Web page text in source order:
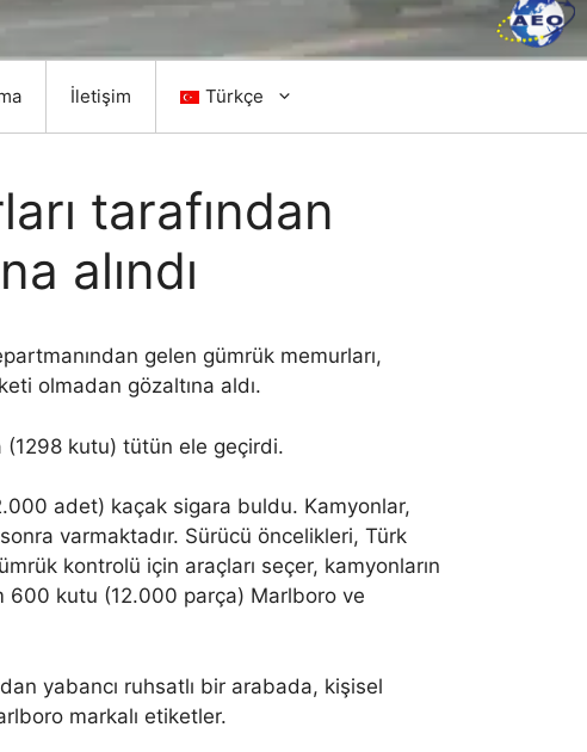
İletişim Türkçe
tarafından
alındı
gelen gümrük memurları,
olmadan gözaltına aldı.
(1298 kutu) tütün ele geçirdi.
adet) kaçak sigara buldu. Kamyonlar,
varmaktadır. Sürücü öncelikleri, Türk
kontrolü için araçları seçer, kamyonların
600 kutu (12.000 parça) Marlboro ve
yabancı ruhsatlı bir arabada, kişisel
markalı etiketler.